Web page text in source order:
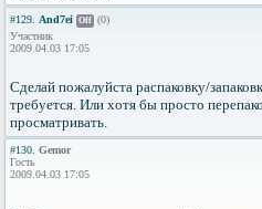
#129. And7ei Off (0)
Участник
2009.04.03 17:05
Сделай пожалуйста распаковку/
требуется. Или хотя бы просто
просматривать.
#130. Gemor
Гость
2009.04.03 17:05